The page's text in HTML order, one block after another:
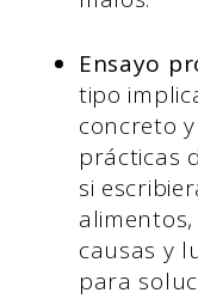
Ensayo
tipo
concreto
prácticas
si
causas y
para